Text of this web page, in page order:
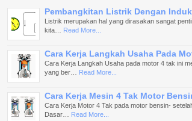
Pembangkitan Listrik Dengan
Listrik merupakan hal yang dirasakan sangat
kita…
Read More...
Cara Kerja Langkah Usaha Pada
Cara Kerja Langkah Usaha pada motor 4 tak ini
yang ber…
Read More...
Cara Kerja Mesin 4 Tak Motor
Cara Kerja Motor 4 Tak pada motor bensin-
Dasar…
Read More...